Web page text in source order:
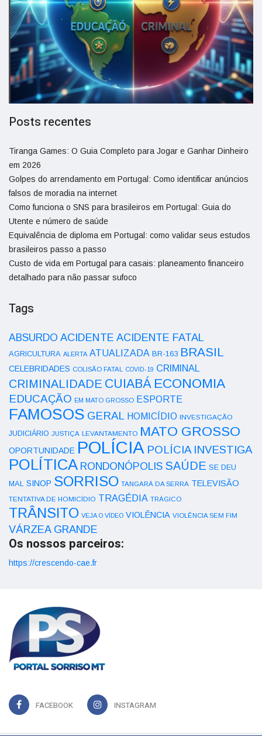
Posts recentes
Tiranga Games: O Guia Completo para Jogar e Ganhar Dinheiro
em 2026
Golpes do arrendamento em Portugal: Como identificar anúncios
falsos de moradia na internet
Como funciona o SNS para brasileiros em Portugal: Guia do
Utente e número de saúde
Equivalência de diploma em Portugal: como validar seus estudos
brasileiros passo a passo
Custo de vida em Portugal para casais: planeamento financeiro
detalhado para não passar sufoco
Tags
ABSURDO ACIDENTE ACIDENTE FATAL
AGRICULTURA ALERTA ATUALIZADA BR-163 BRASIL
CELEBRIDADES COLISÃO FATAL COVID-19 CRIMINAL
CRIMINALIDADE CUIABÁ ECONOMIA
EDUCAÇÃO EM MATO GROSSO ESPORTE
FAMOSOS GERAL HOMICÍDIO INVESTIGAÇÃO
JUDICIÁRIO JUSTIÇA LEVANTAMENTO MATO GROSSO
OPORTUNIDADE POLÍCIA POLÍCIA INVESTIGA
POLÍTICA RONDONÓPOLIS SAÚDE SE DEU
MAL SINOP SORRISO TANGARÁ DA SERRA TELEVISÃO
TENTATIVA DE HOMICÍDIO TRAGÉDIA TRÁGICO
TRÂNSITO VEJA O VÍDEO VIOLÊNCIA VIOLÊNCIA SEM FIM
VÁRZEA GRANDE
Os nossos parceiros:
https://crescendo-cae.fr
FACEBOOK INSTAGRAM